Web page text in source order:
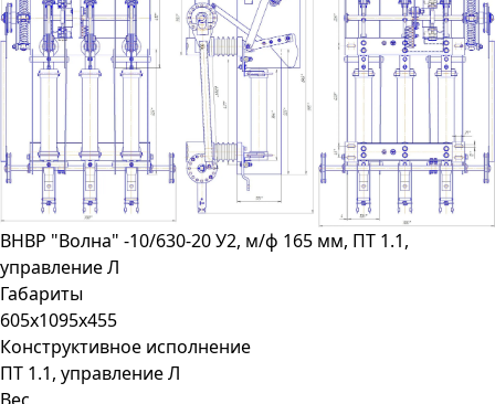
ВНВР "Волна" -10/630-20 У2, м/ф 165 мм, ПТ 1.1,
управление Л
Габариты
605х1095х455
Конструктивное исполнение
ПТ 1.1, управление Л